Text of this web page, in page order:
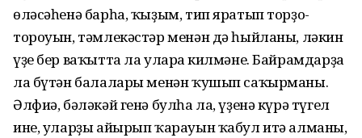
өләсәһенә барһа, ҡыҙым, тип яратып торҙо-
тороуын, тәмлекәстәр менән дә һыйланы, ләкин
үҙе бер ваҡытта ла уларға килмәне. Байрамдарҙа
ла бүтән балалары менән ҡушып саҡырманы.
Әлфиә, бәләкәй генә булһа ла, үҙенә күрә түгел
ине, уларҙы айырып ҡарауын ҡабул итә алманы,